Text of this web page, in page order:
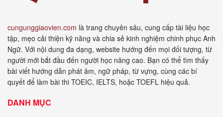
cungunggiaovien.com là trang chuyên sâu, cung cấp tài liệu học
tập, mẹo cải thiện kỹ năng và chia sẻ kinh nghiệm chinh phục Anh
Ngữ. Với nội dung đa dạng, website hướng đến mọi đối tượng, từ
người mới bắt đầu đến người học nâng cao. Bạn có thể tìm thấy
bài viết hướng dẫn phát âm, ngữ pháp, từ vựng, cùng các bí
quyết để làm bài thi TOEIC, IELTS, hoặc TOEFL hiệu quả.
DANH MỤC